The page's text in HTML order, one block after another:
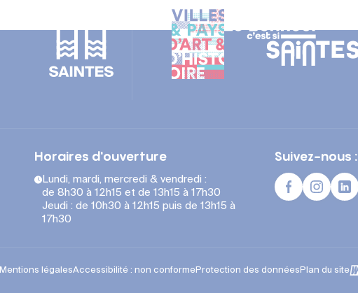
Horaires d'ouverture
Lundi, mardi, mercredi & vendredi :
de 8h30 à 12h15 et de 13h15 à 17h30
Jeudi : de 10h30 à 12h15 puis de 13h15 à
17h30
Suivez-nous :
Mentions légalesAccessibilité : non conformeProtection des données Plan du site